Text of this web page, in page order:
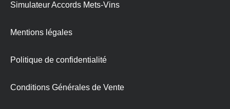
Simulateur Accords Mets-Vins
Mentions légales
Politique de confidentialité
Conditions Générales de Vente